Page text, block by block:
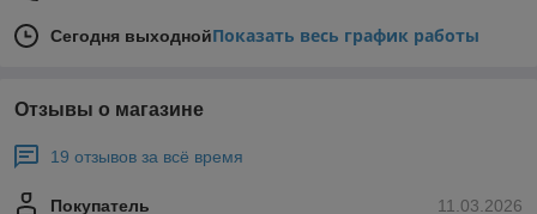
Сегодня выходнойПоказать весь график работы
Отзывы о магазине
19 отзывов за всё время
11.03.2026
Покупатель